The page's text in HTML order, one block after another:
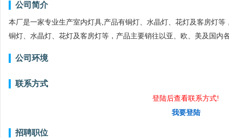
公司简介
本厂是一家专业生产室内灯具,产品有铜灯、水晶灯、花灯及客房灯
铜灯、水晶灯、花灯及客房灯等，产品主要销往以亚、欧、美及国内
公司环境
联系方式
登陆后查看联系方式!
我要登陆
招聘职位